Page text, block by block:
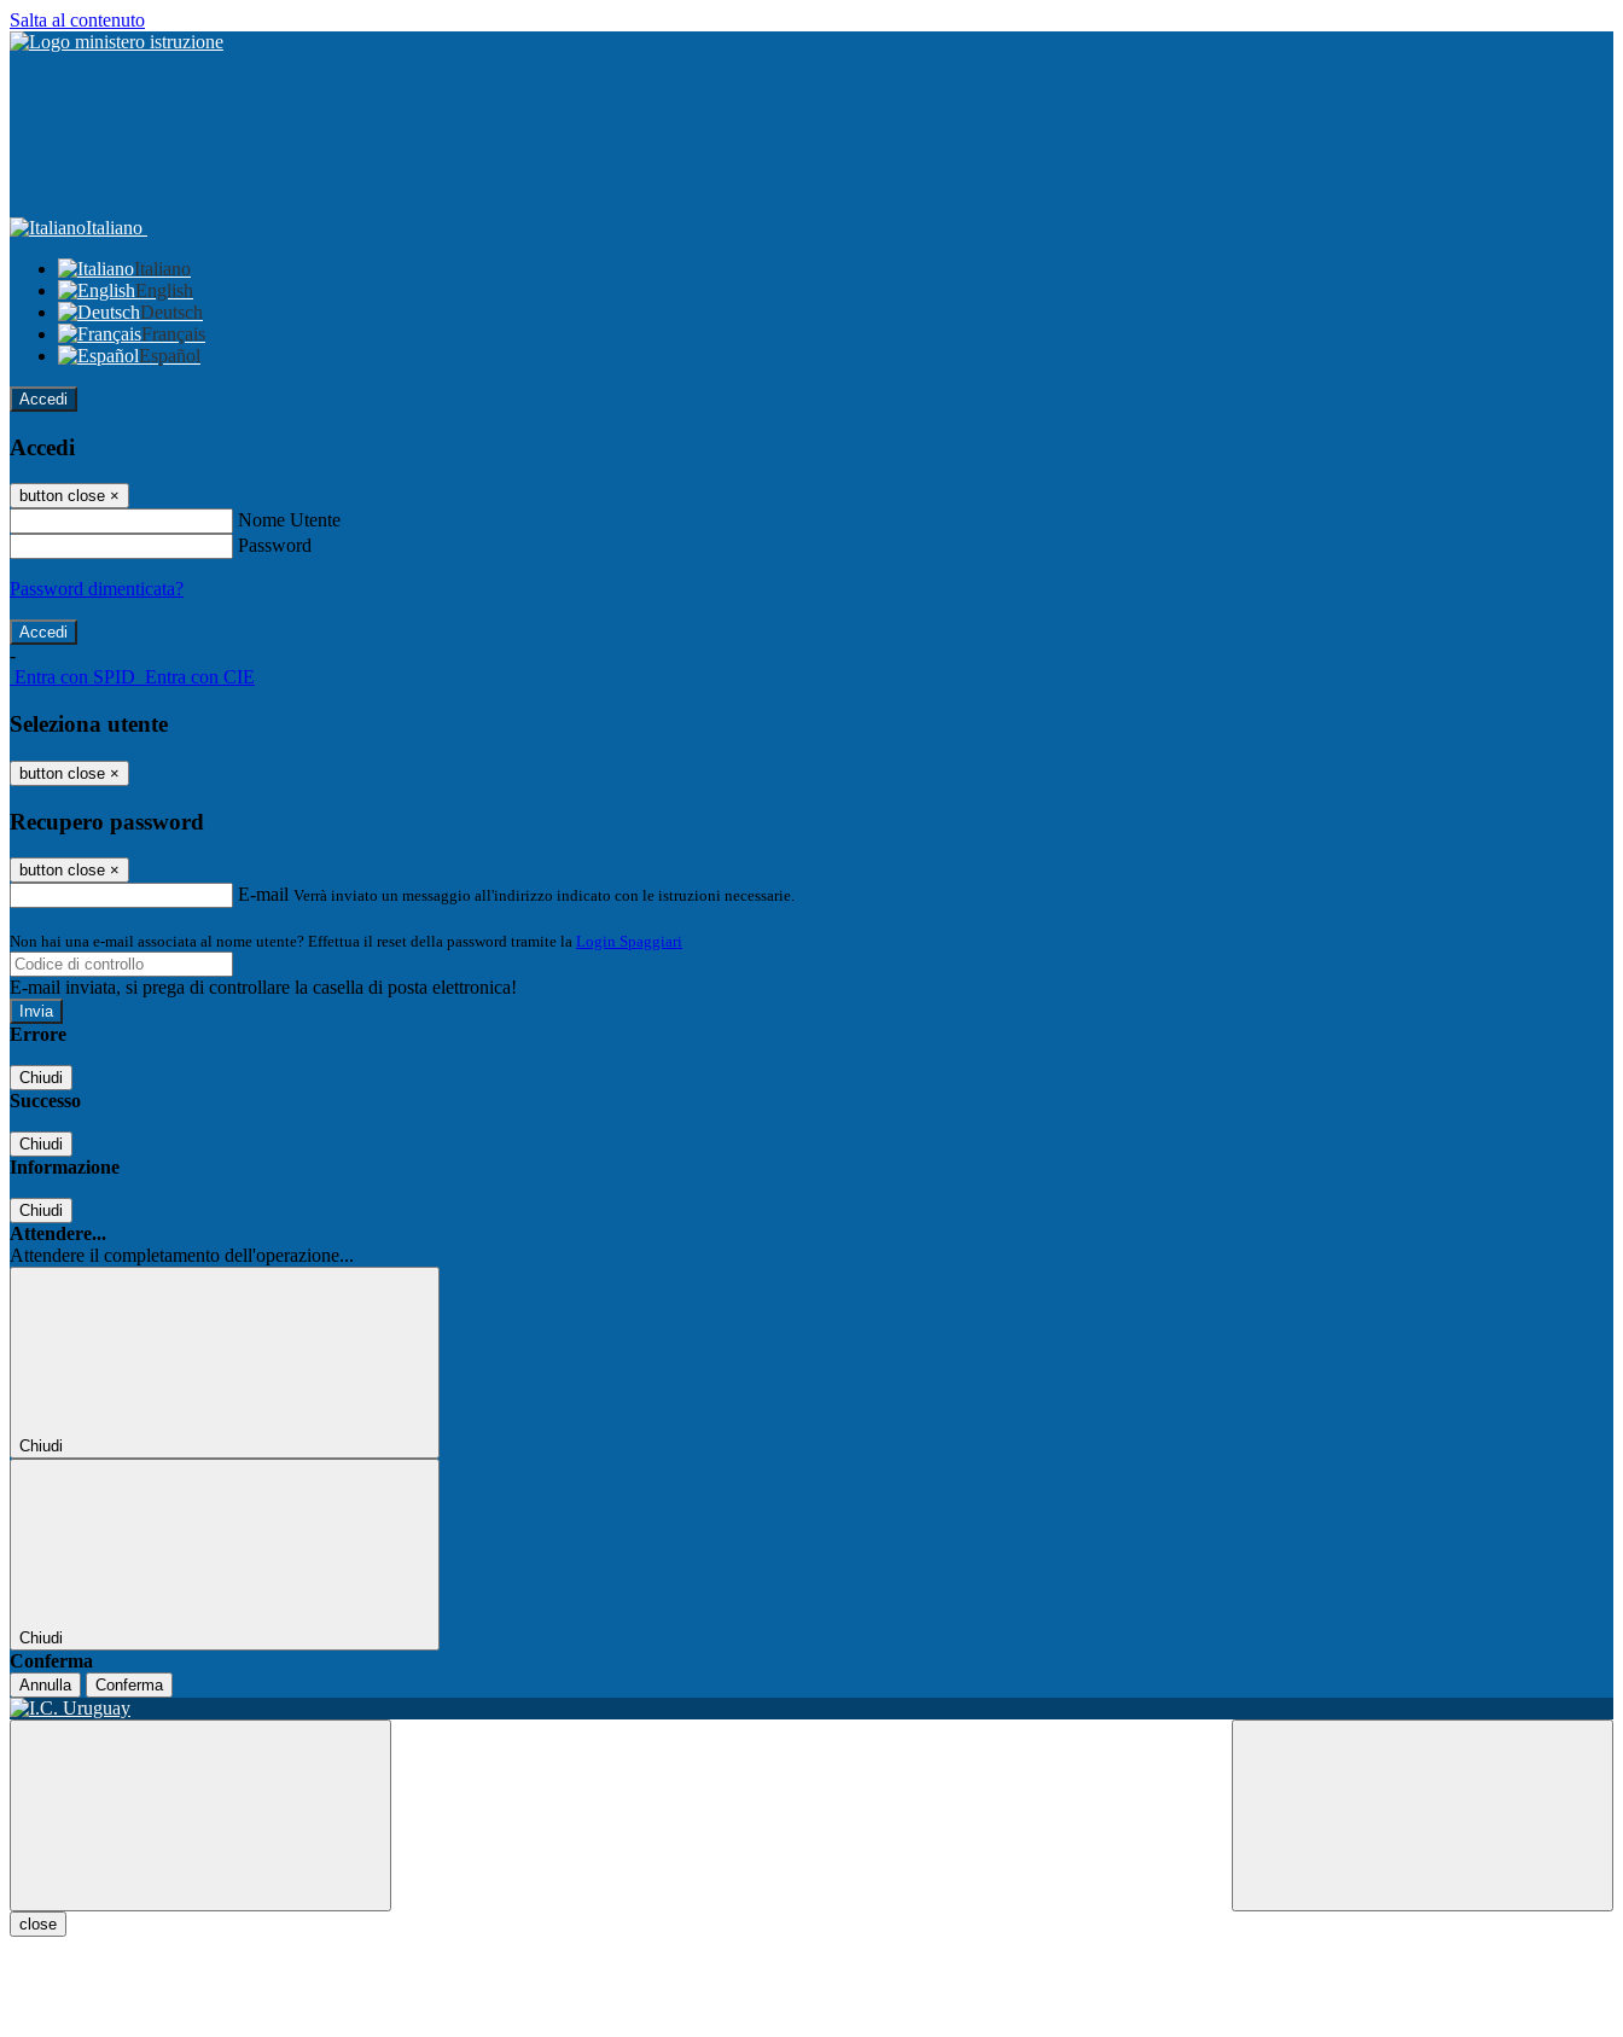
Salta al contenuto
Italiano
Italiano
English
Deutsch
Français
Español
Accedi
Accedi
button close ×
Nome Utente
Password
Password dimenticata?
-
Entra con SPID Entra con CIE
Seleziona utente
button close ×
Recupero password
button close ×
E-mail Verrà inviato un messaggio all'indirizzo indicato con le istruzioni necessarie.
Non hai una e-mail associata al nome utente? Effettua il reset della password tramite la Login Spaggiari
E-mail inviata, si prega di controllare la casella di posta elettronica!
Errore
Chiudi
Successo
Chiudi
Informazione
Chiudi
Attendere...
Attendere il completamento dell'operazione...
Chiudi
Chiudi
Conferma
Annulla Conferma
close